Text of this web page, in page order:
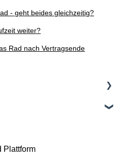
- geht beides gleichzeitig?
weiter?
Rad nach Vertragsende
Pakete
durch Deutsche
Plattform